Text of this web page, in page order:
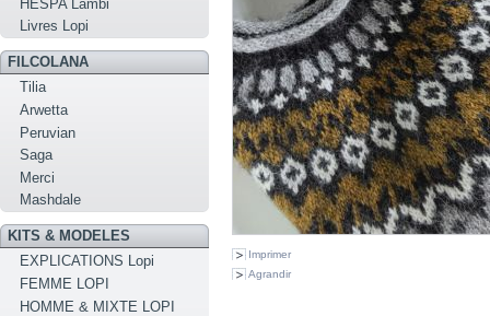
HESPA Lambi
Livres Lopi
FILCOLANA
Tilia
Arwetta
Peruvian
Saga
Merci
Mashdale
KITS & MODELES
EXPLICATIONS Lopi
FEMME LOPI
HOMME & MIXTE LOPI
Imprimer
Agrandir